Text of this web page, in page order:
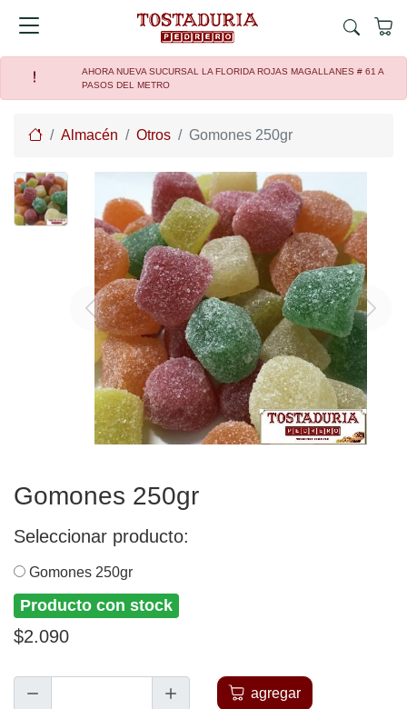
AHORA NUEVA SUCURSAL LA FLORIDA ROJAS MAGALLANES # 61 A
PASOS DEL METRO
HomeAlmacén Otros Gomones 250gr
Previous Next
Gomones 250gr
Seleccionar producto:
Gomones 250gr
Producto con stock
$2.090
agregar